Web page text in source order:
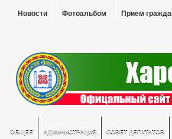
Новости Фотоальбом Прием
ОБЩЕЕ АДМИНИСТРАЦИЯ СОВЕТ ДЕПУТАТОВ